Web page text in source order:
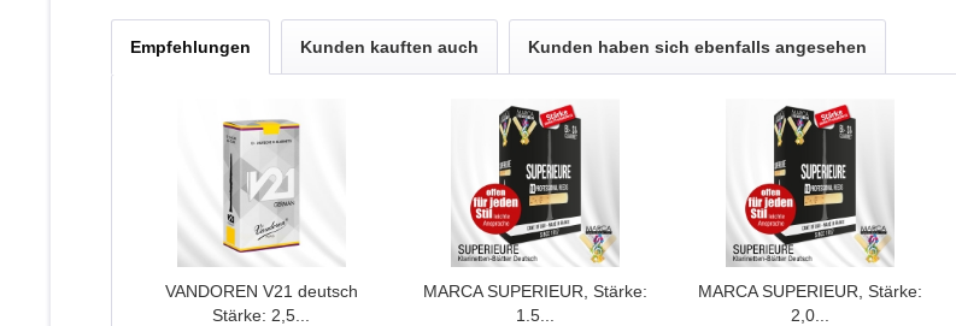
Empfehlungen Kunden kauften auch Kunden haben sich ebenfalls angesehen
VANDOREN V21 deutsch
Stärke: 2,5...
MARCA SUPERIEUR, Stärke:
1.5...
MARCA SUPERIEUR, Stärke:
2,0...